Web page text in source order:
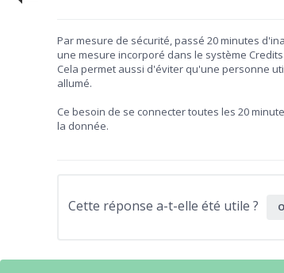
Par mesure de sécurité, passé 20 minutes
une mesure incorporé dans le système
Cela permet aussi d'éviter qu'une personne
allumé.
Ce besoin de se connecter toutes les 20
la donnée.
Cette réponse a-t-elle été utile ?